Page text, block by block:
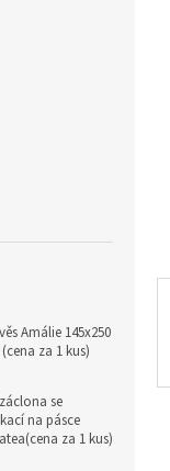
Amálie 145x250
za 1 kus)
se
na pásce
za 1 kus)